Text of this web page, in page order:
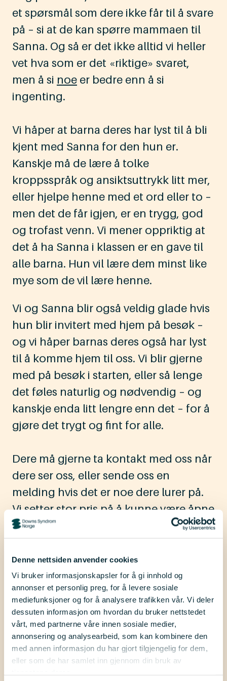
Denne nettsiden anvender cookies
Vi bruker informasjonskapsler for å gi innhold og
annonser et personlig preg, for å levere sosiale
mediefunksjoner og for å analysere trafikken vår. Vi deler
dessuten informasjon om hvordan du bruker nettstedet
vårt, med partnerne våre innen sosiale medier,
annonsering og analysearbeid, som kan kombinere den
med annen informasjon du har gjort tilgjengelig for dem,
eller som de har samlet inn gjennom din bruk av
et spørsmål som dere ikke får til å svare
på – si at de kan spørre mammaen til
Sanna. Og så er det ikke alltid vi heller
vet hva som er det «riktige» svaret,
men å si noe er bedre enn å si
ingenting.
Vi håper at barna deres har lyst til å bli
kjent med Sanna for den hun er.
Kanskje må de lære å tolke
kroppsspråk og ansiktsuttrykk litt mer,
eller hjelpe henne med et ord eller to –
men det de får igjen, er en trygg, god
og trofast venn. Vi mener oppriktig at
det å ha Sanna i klassen er en gave til
alle barna. Hun vil lære dem minst like
mye som de vil lære henne.
Vi og Sanna blir også veldig glade hvis
hun blir invitert med hjem på besøk –
og vi håper barnas deres også har lyst
til å komme hjem til oss. Vi blir gjerne
med på besøk i starten, eller så lenge
det føles naturlig og nødvendig – og
kanskje enda litt lengre enn det – for å
gjøre det trygt og fint for alle.
Dere må gjerne ta kontakt med oss når
dere ser oss, eller sende oss en
melding hvis det er noe dere lurer på.
Vi setter stor pris på å kunne være åpne
sammen, for det er jo slik vi bygger et
trygt og godt miljø for alle barna våre.